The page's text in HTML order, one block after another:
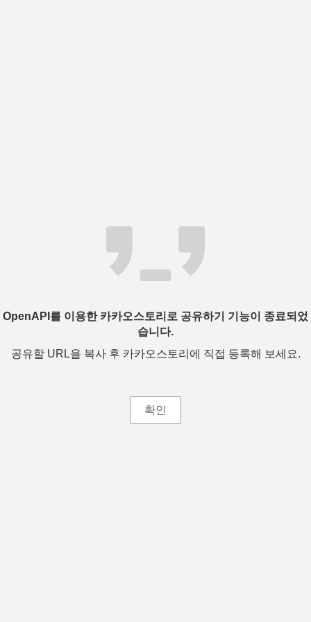
OpenAPI를 이용한 카카오스토리로 공유하기 기능이 종료되었
습니다.
공유할 URL을 복사 후 카카오스토리에 직접 등록해 보세요.
확인